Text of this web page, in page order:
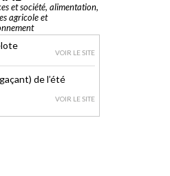
et société, alimentation,
agricole et
VOIR LE SITE
de l’été
VOIR LE SITE